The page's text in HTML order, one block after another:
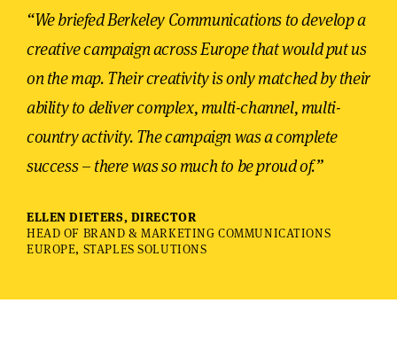
“We briefed Berkeley Communications to develop a
creative campaign across Europe that would put us
on the map. Their creativity is only matched by their
ability to deliver complex, multi-channel, multi-
country activity. The campaign was a complete
success – there was so much to be proud of.”
ELLEN DIETERS, DIRECTOR
HEAD OF BRAND & MARKETING COMMUNICATIONS
EUROPE, STAPLES SOLUTIONS